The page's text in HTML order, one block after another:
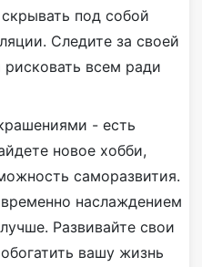
под собой
Следите за своей
всем ради
- есть
новое хобби,
саморазвития.
наслаждением
Развивайте свои
вашу жизнь